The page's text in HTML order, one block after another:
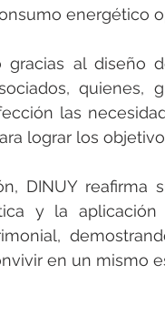
energético
gracias al diseño
quienes,
las
lograr los
DINUY
y la
en un mismo